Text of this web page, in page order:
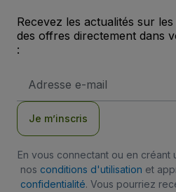
Recevez les actualités sur
des offres directement dans
:
e-
Je m’inscris
En vous connectant ou en
nos conditions d'utilisation et
confidentialité. Vous pourriez